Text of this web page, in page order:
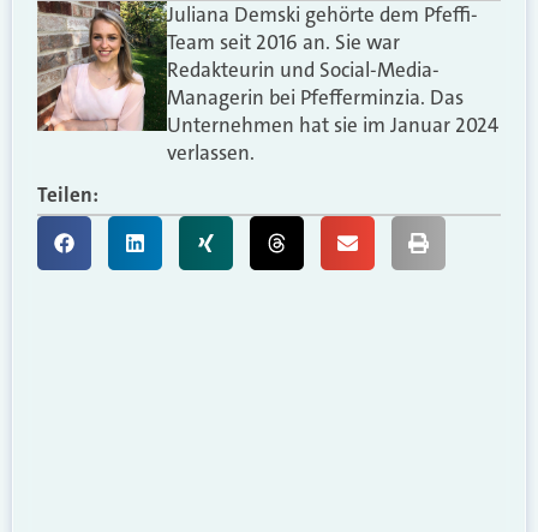
Juliana Demski gehörte dem Pfeffi-
Team seit 2016 an. Sie war
Redakteurin und Social-Media-
Managerin bei Pfefferminzia. Das
Unternehmen hat sie im Januar 2024
verlassen.
Teilen: